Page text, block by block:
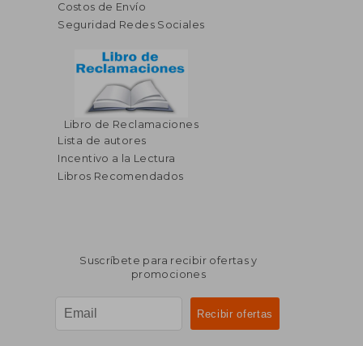
Costos de Envío
Seguridad Redes Sociales
Libro de Reclamaciones
Lista de autores
Incentivo a la Lectura
Libros Recomendados
Suscríbete para recibir ofertas y
promociones